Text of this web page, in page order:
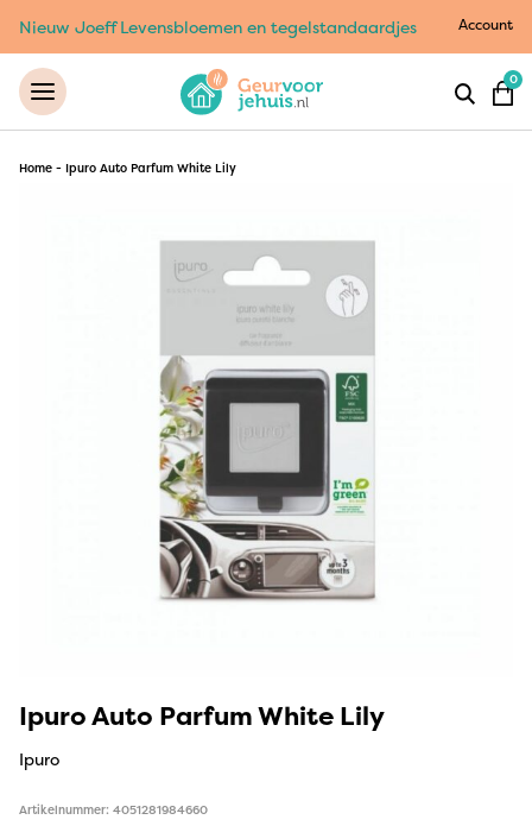
Nieuw Joeff Levensbloemen en tegelstandaardjes Account
0
Home - Ipuro Auto Parfum White Lily
Ipuro Auto Parfum White Lily
Ipuro
Artikelnummer: 4051281984660